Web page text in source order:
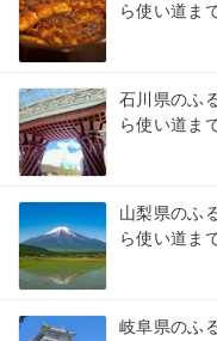
ら使い道ま
石川県のふ
ら使い道ま
山梨県のふ
ら使い道ま
岐阜県のふ